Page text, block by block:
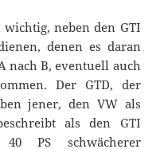
wichtig, neben den GTI
denen es daran
nach B, eventuell auch
Der GTD, der
jener, den VW als
als den GTI
PS schwächerer